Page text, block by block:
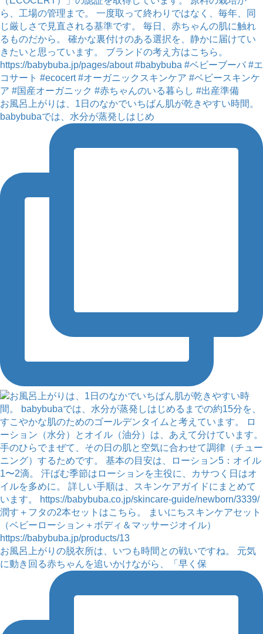
お風呂上がりは、1日のなかでいちばん肌が乾きやすい時間。
babybubaでは、水分が蒸発しはじめ
お風呂上がりの脱衣所は、いつも時間との戦いですね。 元気
に動き回る赤ちゃんを追いかけながら、「早く保